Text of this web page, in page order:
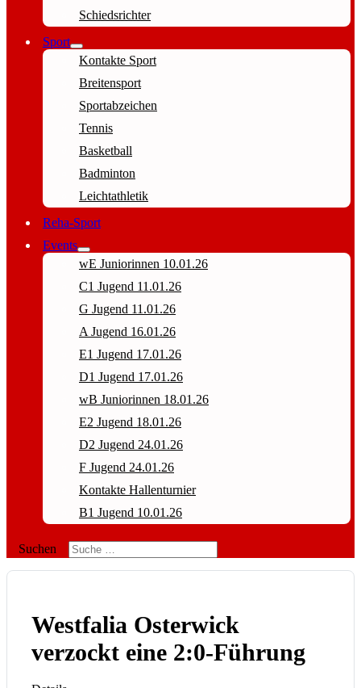
Schiedsrichter
Sport
Kontakte Sport
Breitensport
Sportabzeichen
Tennis
Basketball
Badminton
Leichtathletik
Reha-Sport
Events
wE Juniorinnen 10.01.26
C1 Jugend 11.01.26
G Jugend 11.01.26
A Jugend 16.01.26
E1 Jugend 17.01.26
D1 Jugend 17.01.26
wB Juniorinnen 18.01.26
E2 Jugend 18.01.26
D2 Jugend 24.01.26
F Jugend 24.01.26
Kontakte Hallenturnier
B1 Jugend 10.01.26
Suchen
Westfalia Osterwick
verzockt eine 2:0-Führung